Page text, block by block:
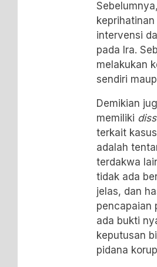
intervensi
pada Ira.
melakukan
sendiri
Demikian
memiliki
terkait
adalah
terdakwa
tidak ada
jelas, dan
pencapaian
ada bukti
keputusan
pidana